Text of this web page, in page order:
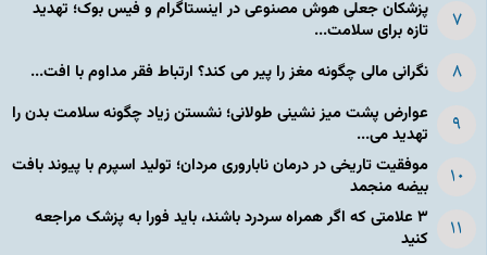
پزشکان جعلی هوش مصنوعی در اینستاگرام و فیس بوک؛ تهدید
تازه برای سلامت...
نگرانی مالی چگونه مغز را پیر می کند؟ ارتباط فقر مداوم با افت...
عوارض پشت میز نشینی طولانی؛ نشستن زیاد چگونه سلامت بدن را
تهدید می...
موفقیت تاریخی در درمان ناباروری مردان؛ تولید اسپرم با پیوند بافت
بیضه منجمد
۳ علامتی که اگر همراه سردرد باشند، باید فورا به پزشک مراجعه
کنید